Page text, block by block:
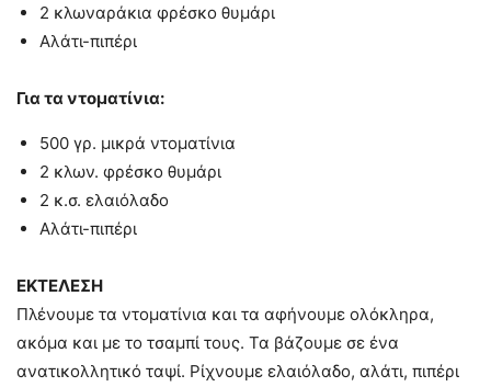
2 κλωναράκια φρέσκο θυμάρι
Αλάτι-πιπέρι
Για τα ντοματίνια:
500 γρ. μικρά ντοματίνια
2 κλων. φρέσκο θυμάρι
2 κ.σ. ελαιόλαδο
Αλάτι-πιπέρι
ΕΚΤΕΛΕΣΗ
Πλένουμε τα ντοματίνια και τα αφήνουμε ολόκληρα,
ακόμα και με το τσαμπί τους. Τα βάζουμε σε ένα
ανατικολλητικό ταψί. Ρίχνουμε ελαιόλαδο, αλάτι, πιπέρι